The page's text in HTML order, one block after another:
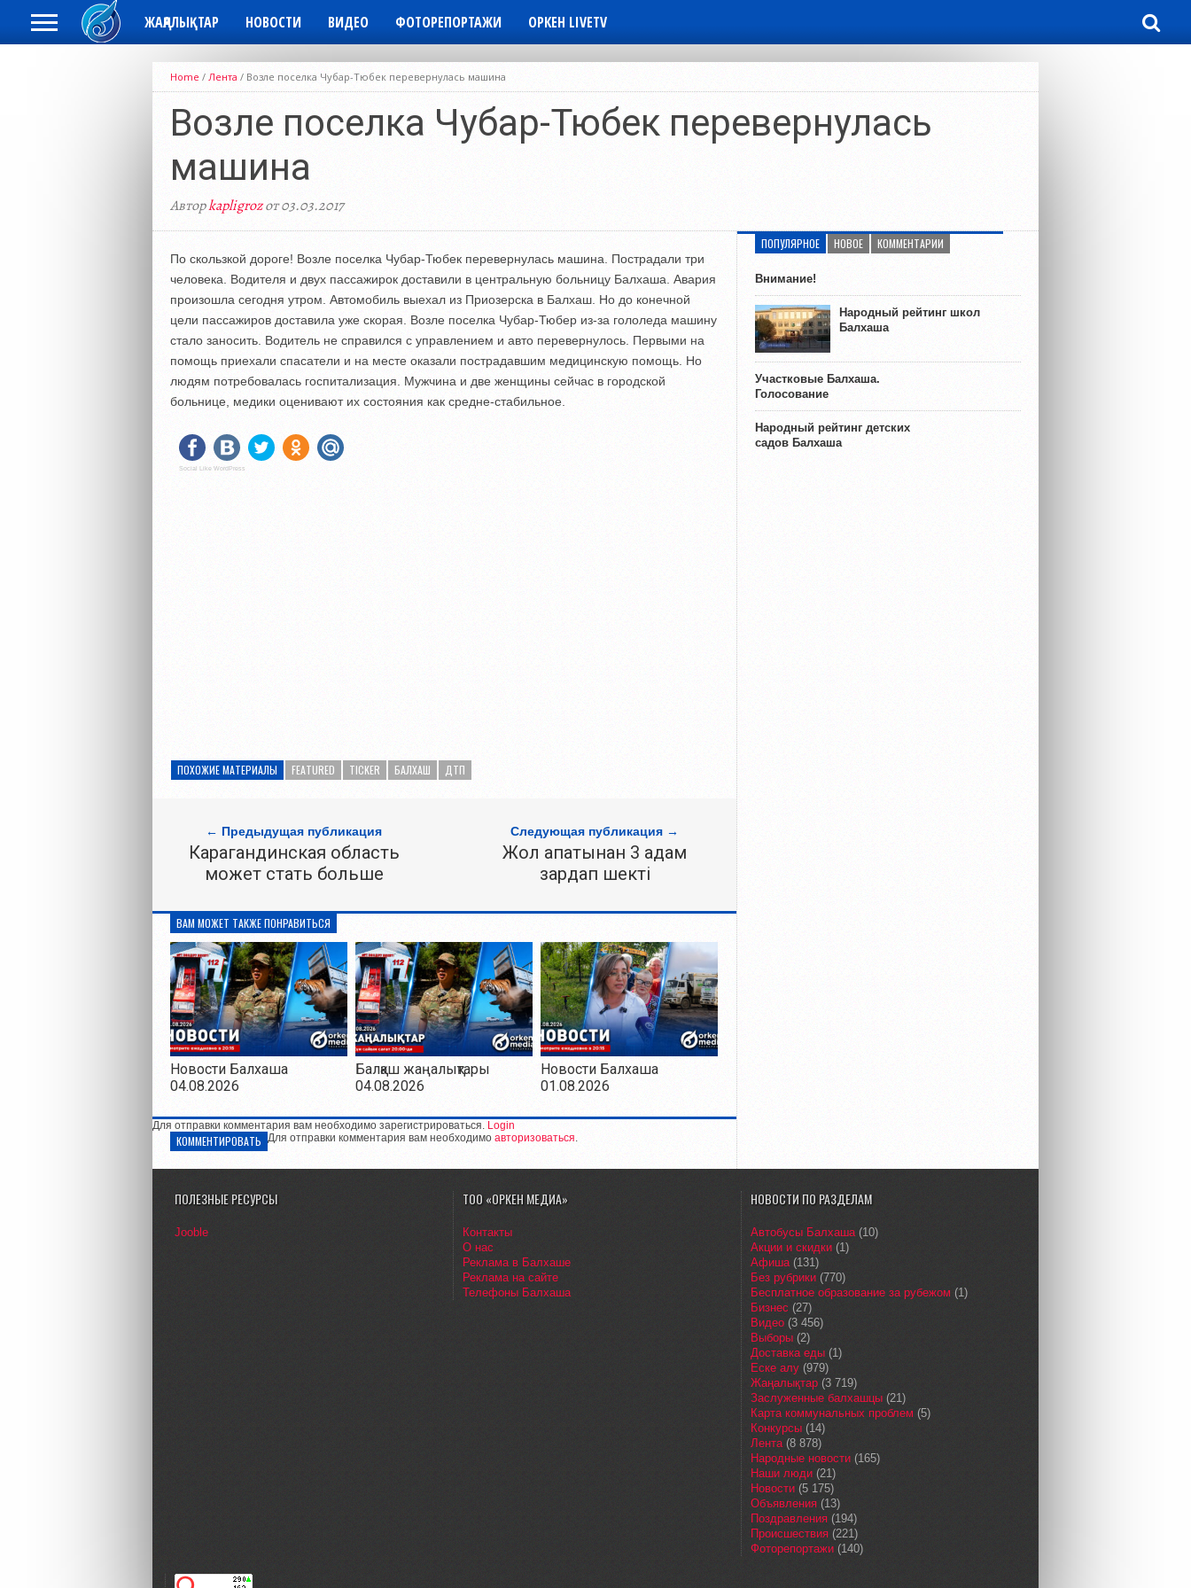
ЖАҢАЛЫҚТАР НОВОСТИ ВИДЕО ФОТОРЕПОРТАЖИ ОРКЕН LIVETV
Home / Лента / Возле поселка Чубар-Тюбек перевернулась машина
Возле поселка Чубар-Тюбек перевернулась
машина
Авторkapligrozот 03.03.2017
По скользкой дороге! Возле поселка Чубар-Тюбек перевернулась машина. Пострадали три
человека. Водителя и двух пассажирок доставили в центральную больницу Балхаша. Авария
произошла сегодня утром. Автомобиль выехал из Приозерска в Балхаш. Но до конечной
цели пассажиров доставила уже скорая. Возле поселка Чубар-Тюбер из-за гололеда машину
стало заносить. Водитель не справился с управлением и авто перевернулось. Первыми на
помощь приехали спасатели и на месте оказали пострадавшим медицинскую помощь. Но
людям потребовалась госпитализация. Мужчина и две женщины сейчас в городской
больнице, медики оценивают их состояния как средне-стабильное.
Social Like WordPress
ПОХОЖИЕ МАТЕРИАЛЫ FEATURED TICKER БАЛХАШ ДТП
← Предыдущая публикация
Карагандинская область
может стать больше
Следующая публикация →
Жол апатынан 3 адам
зардап шекті
ВАМ МОЖЕТ ТАКЖЕ ПОНРАВИТЬСЯ
Новости Балхаша
04.08.2026
Балқаш жаңалықтары
04.08.2026
Новости Балхаша
01.08.2026
Для отправки комментария вам необходимо зарегистрироваться. Login
КОММЕНТИРОВАТЬ Для отправки комментария вам необходимо авторизоваться.
ПОПУЛЯРНОЕ НОВОЕ КОММЕНТАРИИ
Внимание!
Народный рейтинг школ
Балхаша
Участковые Балхаша.
Голосование
Народный рейтинг детских
садов Балхаша
ПОЛЕЗНЫЕ РЕСУРСЫ
Jooble
ТОО «ОРКЕН МЕДИА»
Контакты
О нас
Реклама в Балхаше
Реклама на сайте
Телефоны Балхаша
НОВОСТИ ПО РАЗДЕЛАМ
Автобусы Балхаша(10)
Акции и скидки (1)
Афиша(131)
Без рубрики (770)
Бесплатное образование за рубежом (1)
Бизнес (27)
Видео (3 456)
Выборы (2)
Доставка еды (1)
Еске алу (979)
Жаңалықтар (3 719)
Заслуженные балхашцы (21)
Карта коммунальных проблем (5)
Конкурсы (14)
Лента(8 878)
Народные новости (165)
Наши люди (21)
Новости (5 175)
Объявления (13)
Поздравления (194)
Происшествия (221)
Фоторепортажи (140)